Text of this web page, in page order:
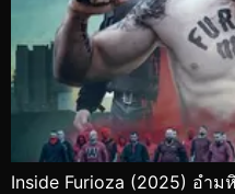
Inside Furioza (2025) อำม